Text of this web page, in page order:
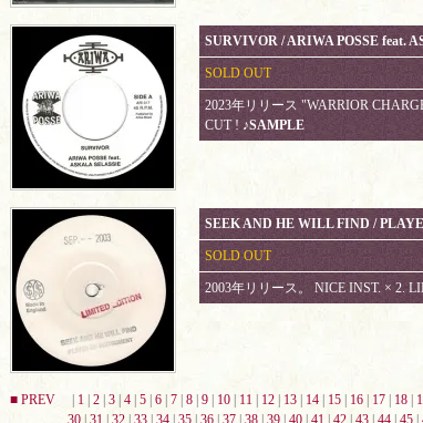
SURVIVOR / ARIWA POSSE feat.
SOLD OUT
2023年リリース "WARRIOR
CUT ! ♪SAMPLE
SEEK AND HE WILL FIND /
SOLD OUT
2003年リリース。 NICE INST. × 2.
■ PREV 1 2 3 4 5 6 7 8 9 10 11 12 13 14 15 16 17 18
30| 31| 32| 33| 34| 35| 36| 37| 38| 39| 40| 41| 42| 43| 44| 45|